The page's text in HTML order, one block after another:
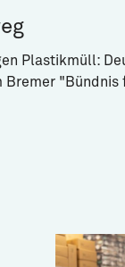
Plastikmüll:
"Bündnis